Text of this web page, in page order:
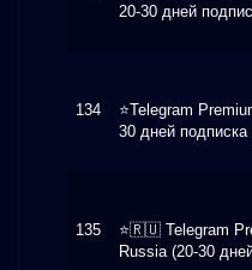
20-30 дней
134
⭐️Telegram
30 дней
135
⭐️🇷🇺 Telegram
Russia (20-30